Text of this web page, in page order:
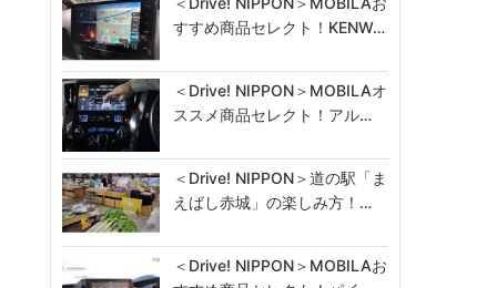
すすめ商品セレクト！KENW…
＜Drive! NIPPON＞MOBILAオ
ススメ商品セレクト！アル…
＜Drive! NIPPON＞道の駅「ま
えばし赤城」の楽しみ方！…
＜Drive! NIPPON＞MOBILAお